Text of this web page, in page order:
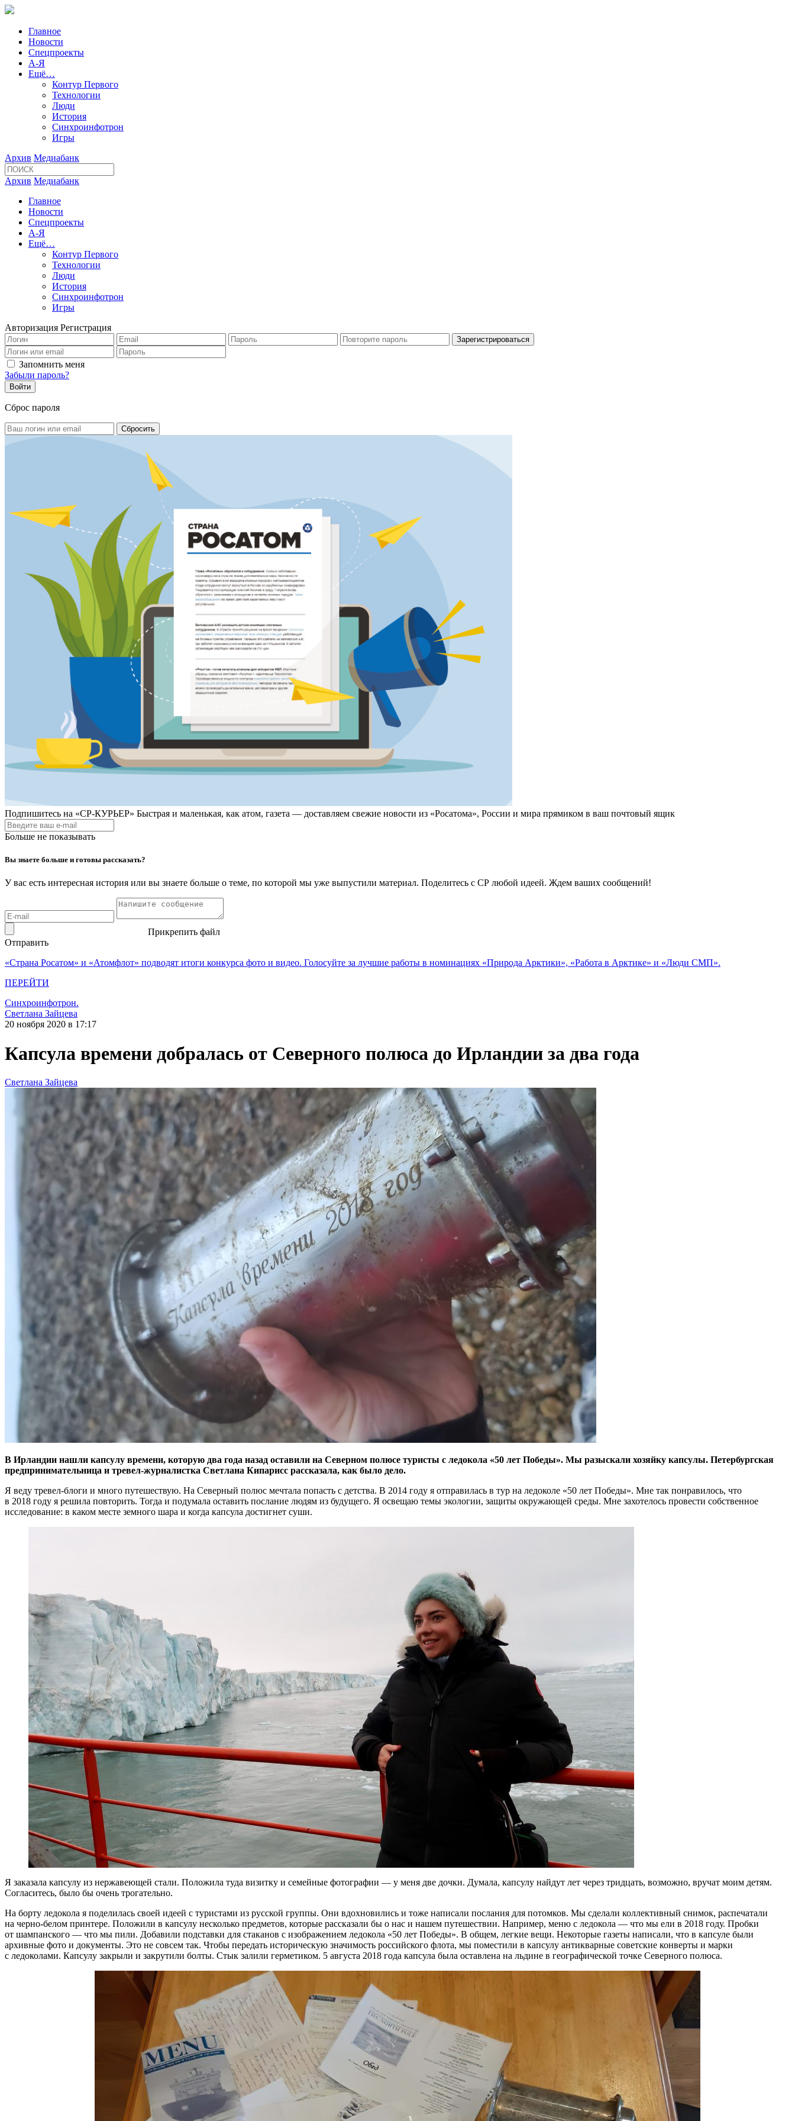
Главное
Новости
Спецпроекты
А-Я
Ещё…
Контур Первого
Технологии
Люди
История
Синхроинфотрон
Игры
Архив Медиабанк
Архив Медиабанк
Главное
Новости
Спецпроекты
А-Я
Ещё…
Контур Первого
Технологии
Люди
История
Синхроинфотрон
Игры
Авторизация Регистрация
Запомнить меня
Забыли пароль?
Сброс пароля
Подпишитесь на «СР-КУРЬЕР» Быстрая и маленькая, как атом, газета — доставляем свежие новости из «Росатома», России и мира прямиком в ваш почтовый ящик
Больше не показывать
Вы знаете больше и готовы рассказать?
У вас есть интересная история или вы знаете больше о теме, по которой мы уже выпустили материал. Поделитесь с СР любой идеей. Ждем ваших сообщений!
Прикрепить файл
Отправить
«Страна Росатом» и «Атомфлот» подводят итоги конкурса фото и видео. Голосуйте за лучшие работы в номинациях «Природа Арктики», «Работа в Арктике» и «Люди СМП».
ПЕРЕЙТИ
Синхроинфотрон.
Светлана Зайцева
20 ноября 2020 в 17:17
Капсула времени добралась от Северного полюса до Ирландии за два года
Светлана Зайцева
В Ирландии нашли капсулу времени, которую два года назад оставили на Северном полюсе туристы с ледокола «50 лет Победы». Мы разыскали хозяйку капсулы. Петербургская
предпринимательница и тревел-журналистка Светлана Кипарисс рассказала, как было дело.
Я веду тревел-блоги и много путешествую. На Северный полюс мечтала попасть с детства. В 2014 году я отправилась в тур на ледоколе «50 лет Победы». Мне так понравилось, что
в 2018 году я решила повторить. Тогда и подумала оставить послание людям из будущего. Я освещаю темы экологии, защиты окружающей среды. Мне захотелось провести собственное
исследование: в каком месте земного шара и когда капсула достигнет суши.
Я заказала капсулу из нержавеющей стали. Положила туда визитку и семейные фотографии — ​у меня две дочки. Думала, капсулу найдут лет через тридцать, возможно, вручат моим детям.
Согласитесь, было бы очень трогательно.
На борту ледокола я поделилась своей идеей с туристами из русской группы. Они вдохновились и тоже написали послания для потомков. Мы сделали коллективный снимок, распечатали
на черно-белом принтере. Положили в капсулу несколько предметов, которые рассказали бы о нас и нашем путешествии. Например, меню с ледокола — ​что мы ели в 2018 году. Пробки
от шампанского — ​что мы пили. Добавили подставки для стаканов с изображением ледокола «50 лет Победы». В общем, легкие вещи. Некоторые газеты написали, что в капсуле были
архивные фото и документы. Это не совсем так. Чтобы передать историческую значимость российского флота, мы поместили в капсулу антикварные советские конверты и марки
с ледоколами. Капсулу закрыли и закрутили болты. Стык залили герметиком. 5 августа 2018 года капсула была оставлена на льдине в географической точке Северного полюса.